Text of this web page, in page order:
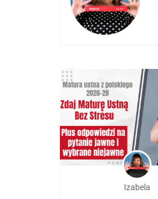
Izabela